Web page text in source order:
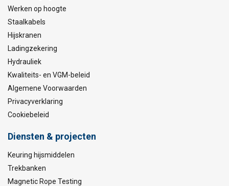
Werken op hoogte
Staalkabels
Hijskranen
Ladingzekering
Hydrauliek
Kwaliteits- en VGM-beleid
Algemene Voorwaarden
Privacyverklaring
Cookiebeleid
Diensten & projecten
Keuring hijsmiddelen
Trekbanken
Magnetic Rope Testing